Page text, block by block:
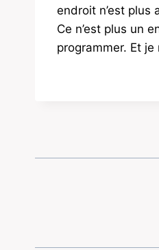
endroit n’est plus
Ce n’est plus un
programmer. Et